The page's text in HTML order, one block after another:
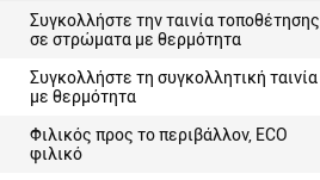
Συγκολλήστε την ταινία τοποθέτησης
σε στρώματα με θερμότητα
Συγκολλήστε τη συγκολλητική ταινία
με θερμότητα
Φιλικός προς το περιβάλλον, ECO
φιλικό